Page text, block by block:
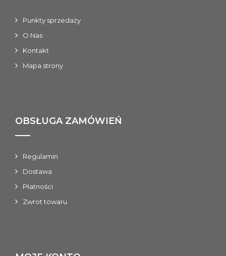
Punkty sprzedaży
O Nas
Kontakt
Mapa strony
OBSŁUGA ZAMÓWIEŃ
Regulamin
Dostawa
Płatności
Zwrot towaru